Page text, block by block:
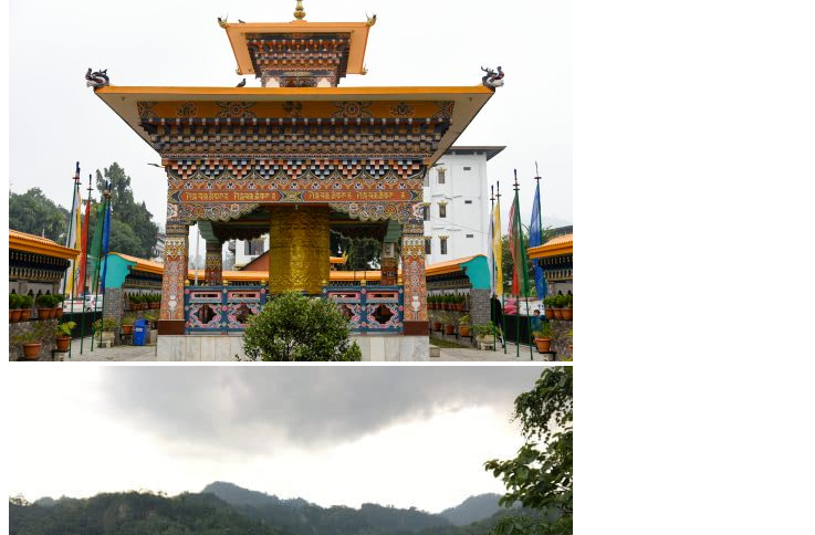
Les festivals
Quand partir au Bhoutan ?
Notre agence
Notre agence au Bhoutan
Karma, votre conseiller
Réseau Asian Roads
Garanties et engagements Asian Roads
Demande d'info
09 83 40 65 79